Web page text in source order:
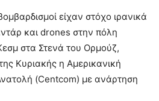
είχαν στόχο ιρανικά
και drones στην πόλη
στα Στενά του Ορμούζ,
Κυριακής η Αμερικανική
(Centcom) με ανάρτηση